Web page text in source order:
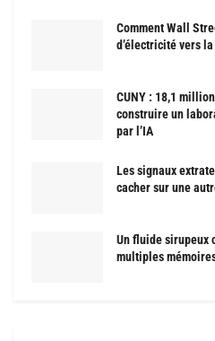
Comment Wall
d’électricité vers
CUNY : 18,1
construire un
par l’IA
Les signaux
cacher sur une
Un fluide sirupeux
multiples